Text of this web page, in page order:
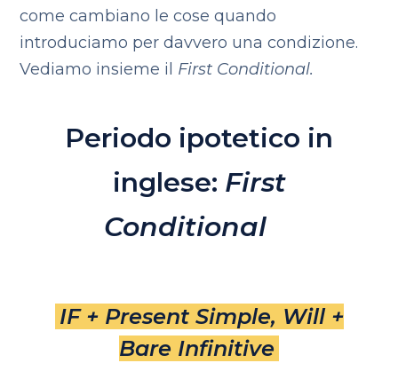
come cambiano le cose quando
introduciamo per davvero una condizione.
Vediamo insieme il First Conditional.
Periodo ipotetico in
inglese: First
Conditional
IF + Present Simple, Will +
Bare Infinitive